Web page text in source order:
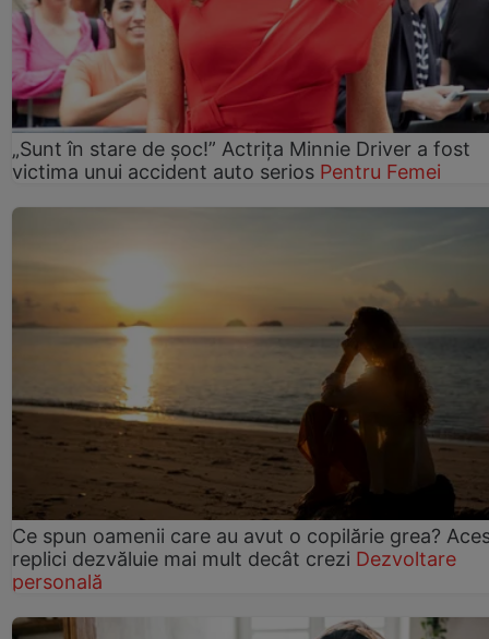
„Sunt în stare de șoc!” Actrița Minnie Driver a fost
victima unui accident auto serios Pentru Femei
Ce spun oamenii care au avut o copilărie grea?
replici dezvăluie mai mult decât crezi Dezvoltare
personală